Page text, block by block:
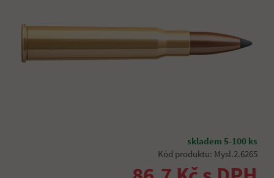
skladem 5-100 ks
Kód produktu: Mysl.2.6265